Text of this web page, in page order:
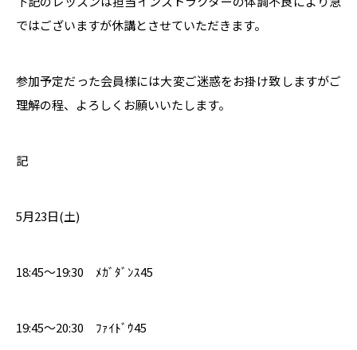
ではございますが休講とさせていただきます。
参加予定だった会員様には大変ご迷惑をお掛け致しますがご
理解の程、よろしくお願いいたします。
記
5月23日(土)
18:45～19:30 ﾒｶﾞﾀﾞﾝｽ45
19:45～20:30 ﾌｧｲﾄﾞｳ45